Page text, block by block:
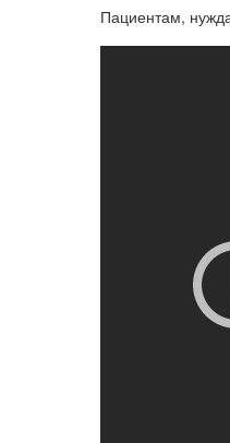
Пациентам,